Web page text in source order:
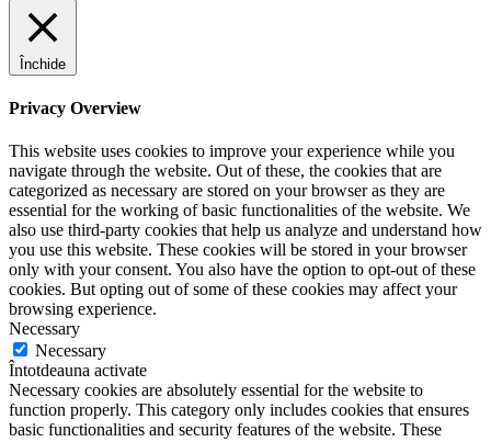
Închide
Privacy Overview
This website uses cookies to improve your experience while you
navigate through the website. Out of these, the cookies that are
categorized as necessary are stored on your browser as they are
essential for the working of basic functionalities of the website. We
also use third-party cookies that help us analyze and understand how
you use this website. These cookies will be stored in your browser
only with your consent. You also have the option to opt-out of these
cookies. But opting out of some of these cookies may affect your
browsing experience.
Necessary
Necessary
Întotdeauna activate
Necessary cookies are absolutely essential for the website to
function properly. This category only includes cookies that ensures
basic functionalities and security features of the website. These